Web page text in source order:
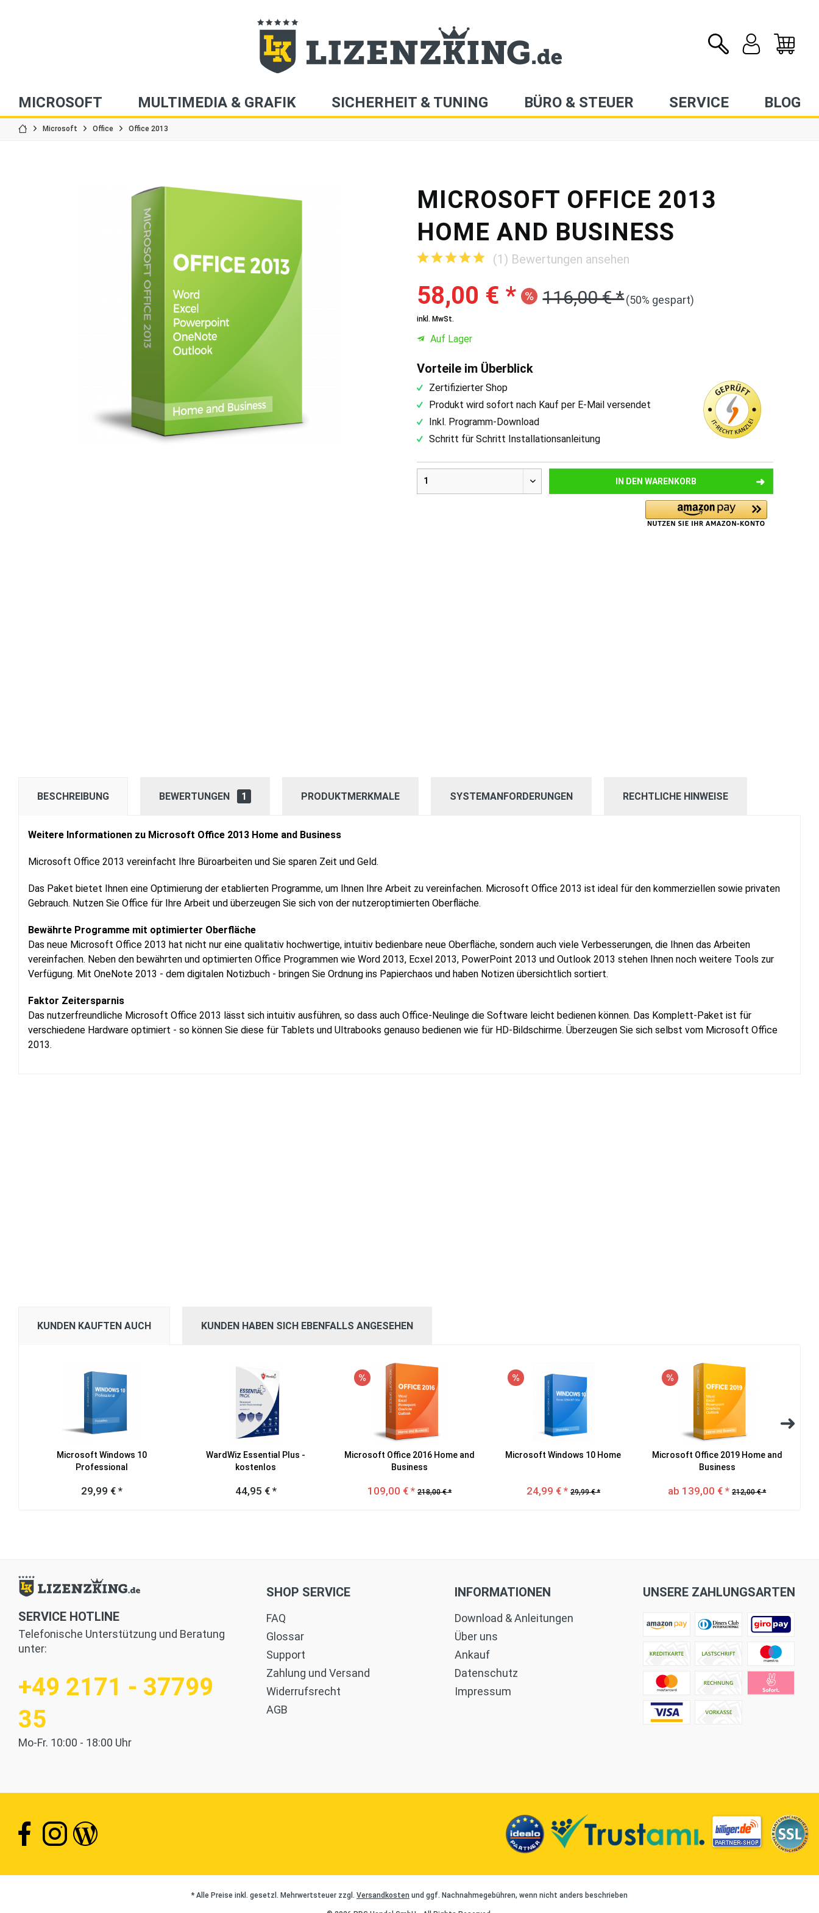
MICROSOFT MULTIMEDIA & GRAFIK SICHERHEIT & TUNING BÜRO & STEUER SERVICE BLOG
Microsoft Office Office 2013
MICROSOFT OFFICE 2013
HOME AND BUSINESS
(1 ) Bewertungen ansehen
58,00 € * 116,00 € *(50% gespart)
inkl. MwSt.
Auf Lager
Vorteile im Überblick
Zertifizierter Shop
Produkt wird sofort nach Kauf per E-Mail versendet
Inkl. Programm-Download
Schritt für Schritt Installationsanleitung
IN DEN WARENKORB
BESCHREIBUNG BEWERTUNGEN 1 PRODUKTMERKMALE SYSTEMANFORDERUNGEN RECHTLICHE HINWEISE
Weitere Informationen zu Microsoft Office 2013 Home and Business
Microsoft Office 2013 vereinfacht Ihre Büroarbeiten und Sie sparen Zeit und Geld.
Das Paket bietet Ihnen eine Optimierung der etablierten Programme, um Ihnen Ihre Arbeit zu vereinfachen. Microsoft Office 2013 ist ideal für den kommerziellen sowie privaten
Gebrauch. Nutzen Sie Office für Ihre Arbeit und überzeugen Sie sich von der nutzeroptimierten Oberfläche.
Bewährte Programme mit optimierter Oberfläche
Das neue Microsoft Office 2013 hat nicht nur eine qualitativ hochwertige, intuitiv bedienbare neue Oberfläche, sondern auch viele Verbesserungen, die Ihnen das Arbeiten
vereinfachen. Neben den bewährten und optimierten Office Programmen wie Word 2013, Ecxel 2013, PowerPoint 2013 und Outlook 2013 stehen Ihnen noch weitere Tools zur
Verfügung. Mit OneNote 2013 - dem digitalen Notizbuch - bringen Sie Ordnung ins Papierchaos und haben Notizen übersichtlich sortiert.
Faktor Zeitersparnis
Das nutzerfreundliche Microsoft Office 2013 lässt sich intuitiv ausführen, so dass auch Office-Neulinge die Software leicht bedienen können. Das Komplett-Paket ist für
verschiedene Hardware optimiert - so können Sie diese für Tablets und Ultrabooks genauso bedienen wie für HD-Bildschirme. Überzeugen Sie sich selbst vom Microsoft Office
2013.
KUNDEN KAUFTEN AUCH KUNDEN HABEN SICH EBENFALLS ANGESEHEN
Microsoft Windows 10
Professional
29,99 € *
WardWiz Essential Plus -
kostenlos
44,95 € *
Microsoft Office 2016 Home and
Business
109,00 € * 218,00 € *
Microsoft Windows 10 Home
24,99 € * 29,99 € *
Microsoft Office 2019 Home and
Business
ab 139,00 € * 212,00 € *
SERVICE HOTLINE
Telefonische Unterstützung und Beratung
unter:
+49 2171 - 37799
35
Mo-Fr. 10:00 - 18:00 Uhr
SHOP SERVICE
FAQ
Glossar
Support
Zahlung und Versand
Widerrufsrecht
AGB
INFORMATIONEN
Download & Anleitungen
Über uns
Ankauf
Datenschutz
Impressum
UNSERE ZAHLUNGSARTEN
* Alle Preise inkl. gesetzl. Mehrwertsteuer zzgl. Versandkosten und ggf. Nachnahmegebühren, wenn nicht anders beschrieben